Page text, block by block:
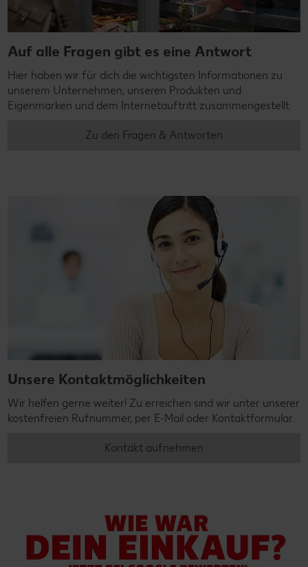
Auf alle Fragen gibt es eine Antwort
Hier haben wir für dich die wichtigsten Informationen zu
unserem Unternehmen, unseren Produkten und
Eigenmarken und dem Internetauftritt zusammengestellt.
Zu den Fragen & Antworten
Unsere Kontaktmöglichkeiten
Wir helfen gerne weiter! Zu erreichen sind wir unter unserer
kostenfreien Rufnummer, per E-Mail oder Kontaktformular.
Kontakt aufnehmen